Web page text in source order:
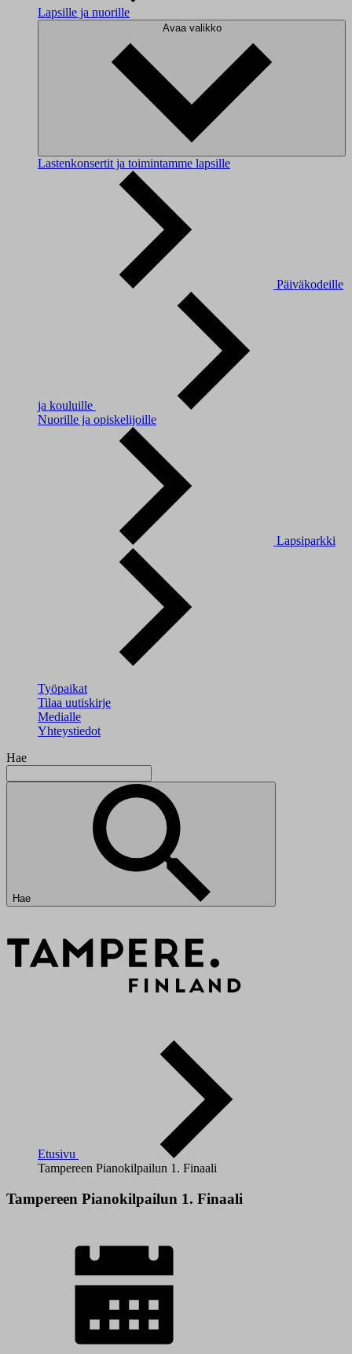
Lapsille ja nuorille
Avaa valikko
Lastenkonsertit ja toimintamme lapsille
Päiväkodeille
ja kouluille
Nuorille ja opiskelijoille
Lapsiparkki
Työpaikat
Tilaa uutiskirje
Medialle
Yhteystiedot
Hae
Hae
Etusivu
Tampereen Pianokilpailun 1. Finaali
Tampereen Pianokilpailun 1. Finaali